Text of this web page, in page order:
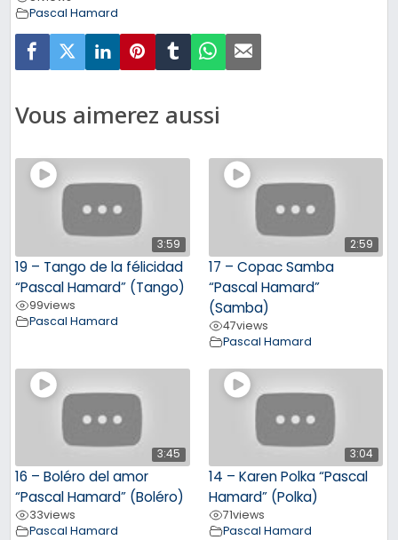
Pascal Hamard
Vous aimerez aussi
3:59
19 – Tango de la félicidad
“Pascal Hamard” (Tango)
99views
Pascal Hamard
2:59
17 – Copac Samba
“Pascal Hamard”
(Samba)
47views
Pascal Hamard
3:45
16 – Boléro del amor
“Pascal Hamard” (Boléro)
33views
Pascal Hamard
3:04
14 – Karen Polka “Pascal
Hamard” (Polka)
71views
Pascal Hamard